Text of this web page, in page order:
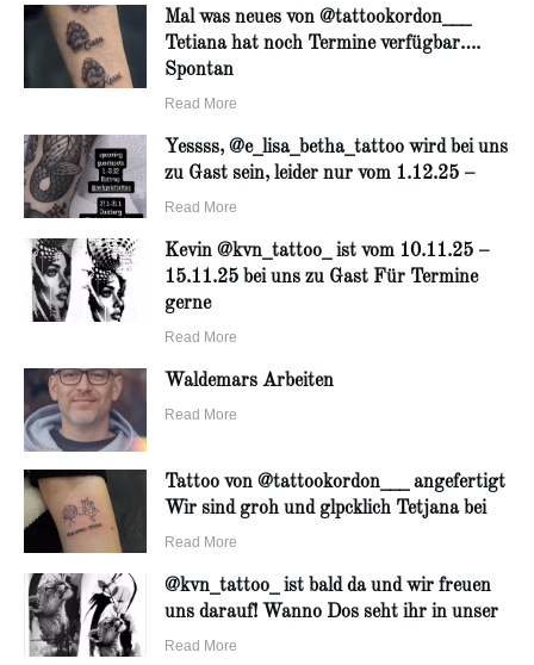
Mal was neues von @tattookordon___
Tetiana hat noch Termine verfügbar….
Spontan
Read More
Yessss, @e_lisa_betha_tattoo wird bei uns
zu Gast sein, leider nur vom 1.12.25 –
Read More
Kevin @kvn_tattoo_ ist vom 10.11.25 –
15.11.25 bei uns zu Gast Für Termine
gerne
Read More
Waldemars Arbeiten
Read More
Tattoo von @tattookordon___ angefertigt
Wir sind groh und glpcklich Tetjana bei
Read More
@kvn_tattoo_ ist bald da und wir freuen
uns darauf! Wanno Dos seht ihr in unser
Read More